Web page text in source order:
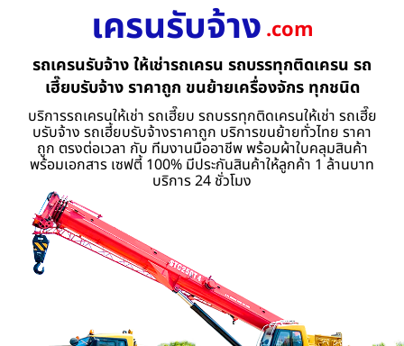
เครนรับจ้าง .com
รถเครนรับจ้าง ให้เช่ารถเครน รถบรรทุกติดเครน รถ
เฮี๊ยบรับจ้าง ราคาถูก ขนย้ายเครื่องจักร ทุกชนิด
บริการรถเครนให้เช่า รถเฮี๊ยบ รถบรรทุกติดเครนให้เช่า รถเฮี๊ย
บรับจ้าง รถเฮี้ยบรับจ้างราคาถูก บริการขนย้ายทั่วไทย ราคา
ถูก ตรงต่อเวลา กับ ทีมงานมืออาชีพ พร้อมผ้าใบคลุมสินค้า
พร้อมเอกสาร เซฟตี้ 100% มีประกันสินค้าให้ลูกค้า 1 ล้านบาท
บริการ 24 ชั่วโมง